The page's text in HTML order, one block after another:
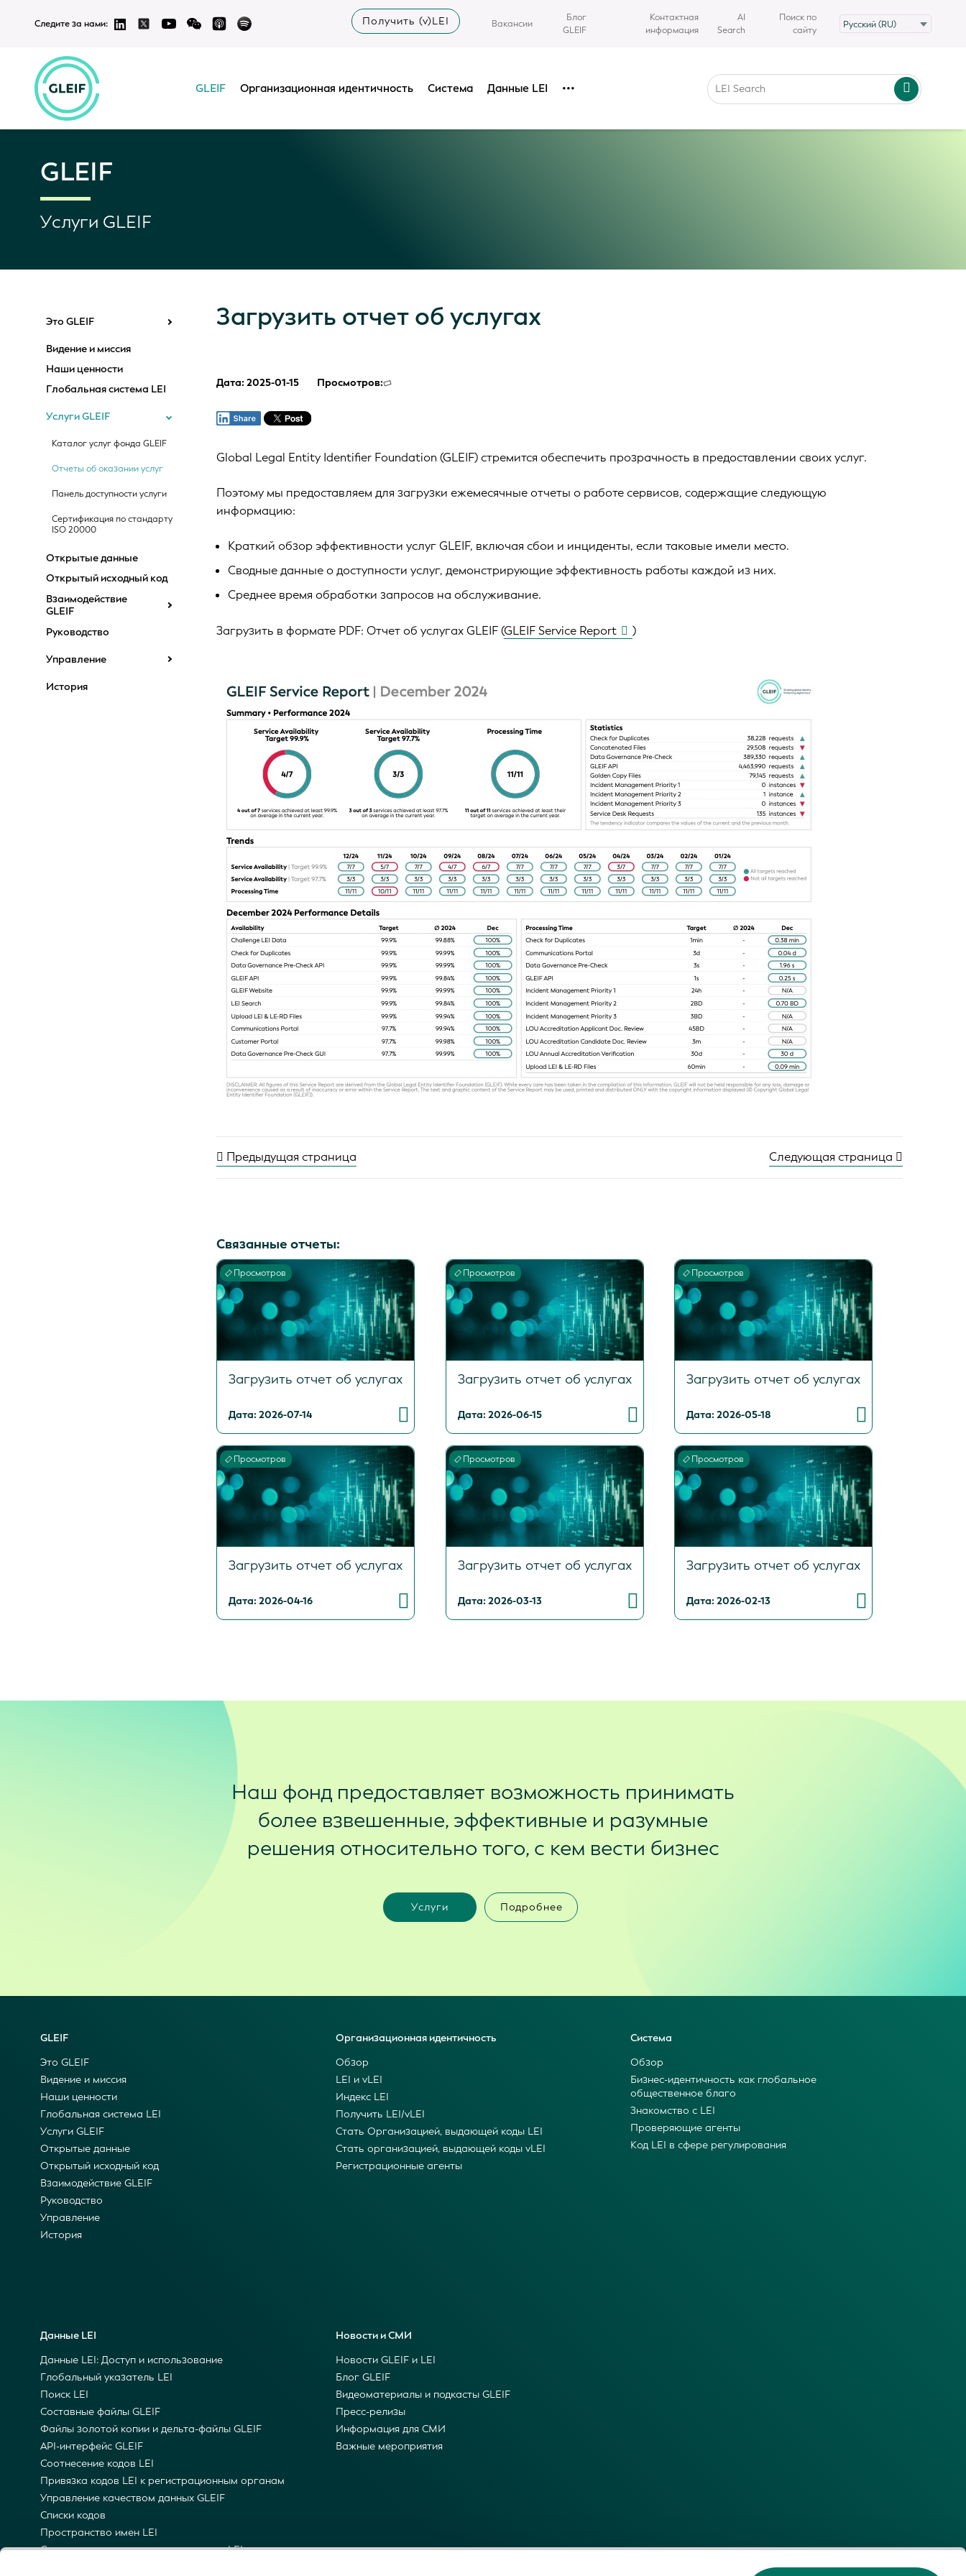
Следите за нами: Получить (v)LEI Вакансии
Блог
GLEIF
Контактная
информация
AI
Search
Поиск по
сайту
GLEIF Организационная идентичность Система Данные LEI •••
GLEIF
Услуги GLEIF
Это GLEIF
Видение и миссия
Наши ценности
Глобальная система LEI
Услуги GLEIF
Каталог услуг фонда GLEIF
Отчеты об оказании услуг
Панель доступности услуги
Сертификация по стандарту
ISO 20000
Открытые данные
Открытый исходный код
Взаимодействие
GLEIF
Руководство
Управление
История
Загрузить отчет об услугах
Дата: 2025-01-15 Просмотров:
Global Legal Entity Identifier Foundation (GLEIF) стремится обеспечить прозрачность в предоставлении своих услуг.
Поэтому мы предоставляем для загрузки ежемесячные отчеты о работе сервисов, содержащие следующую
информацию:
Краткий обзор эффективности услуг GLEIF, включая сбои и инциденты, если таковые имели место.
Сводные данные о доступности услуг, демонстрирующие эффективность работы каждой из них.
Среднее время обработки запросов на обслуживание.
Загрузить в формате PDF:Отчет об услугах GLEIF (GLEIF Service Report )
Предыдущая страница Следующая страница
Связанные отчеты:
Просмотров
Загрузить отчет об услугах
Дата: 2026-07-14
Просмотров
Загрузить отчет об услугах
Дата: 2026-06-15
Просмотров
Загрузить отчет об услугах
Дата: 2026-05-18
Просмотров
Загрузить отчет об услугах
Дата: 2026-04-16
Просмотров
Загрузить отчет об услугах
Дата: 2026-03-13
Просмотров
Загрузить отчет об услугах
Дата: 2026-02-13
Наш фонд предоставляет возможность принимать
более взвешенные, эффективные и разумные
решения относительно того, с кем вести бизнес
Услуги Подробнее
GLEIF
Это GLEIF
Видение и миссия
Наши ценности
Глобальная система LEI
Услуги GLEIF
Открытые данные
Открытый исходный код
Взаимодействие GLEIF
Руководство
Управление
История
Организационная идентичность
Обзор
LEI и vLEI
Индекс LEI
Получить LEI/vLEI
Стать Организацией, выдающей коды LEI
Стать организацией, выдающей коды vLEI
Регистрационные агенты
Система
Обзор
Бизнес-идентичность как глобальное
общественное благо
Знакомство с LEI
Проверяющие агенты
Код LEI в сфере регулирования
Данные LEI
Данные LEI: Доступ и использование
Глобальный указатель LEI
Поиск LEI
Составные файлы GLEIF
Файлы золотой копии и дельта-файлы GLEIF
API-интерфейс GLEIF
Соотнесение кодов LEI
Привязка кодов LEI к регистрационным органам
Управление качеством данных GLEIF
Списки кодов
Пространство имен LEI
Семантическая репрезентация кодов LEI
Новости и СМИ
Новости GLEIF и LEI
Блог GLEIF
Видеоматериалы и подкасты GLEIF
Пресс-релизы
Информация для СМИ
Важные мероприятия